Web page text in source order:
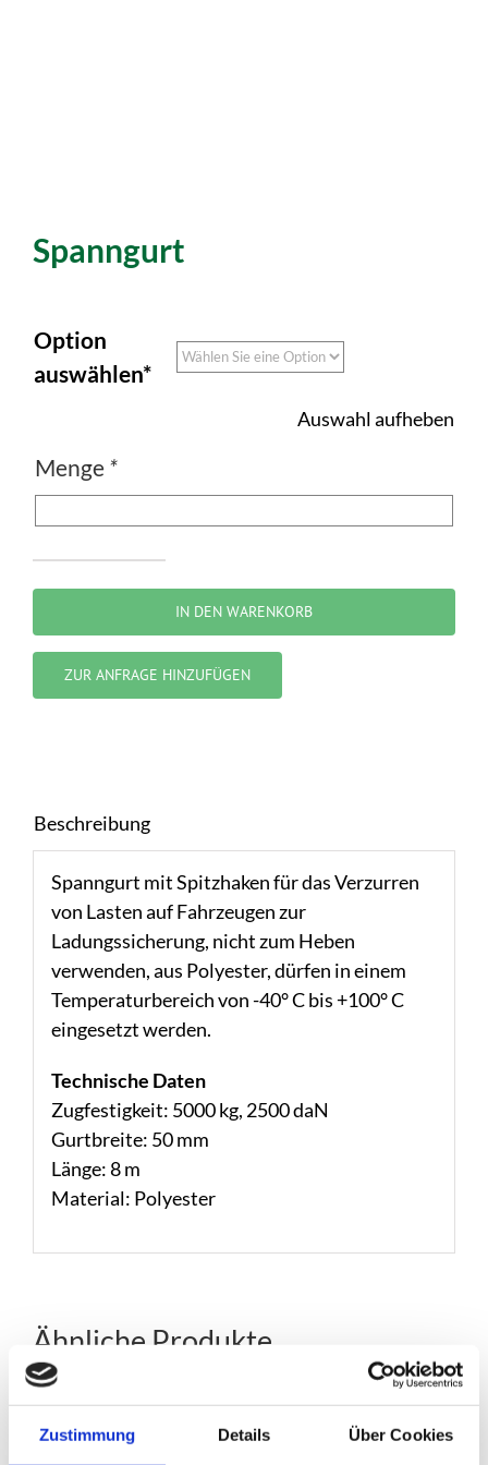
Zustimmung Details Über Cookies
Spanngurt
Option
auswählen*
Auswahl aufheben
Menge *
IN DEN WARENKORB
ZUR ANFRAGE HINZUFÜGEN
Beschreibung
Spanngurt mit Spitzhaken für das Verzurren
von Lasten auf Fahrzeugen zur
Ladungssicherung, nicht zum Heben
verwenden, aus Polyester, dürfen in einem
Temperaturbereich von -40° C bis +100° C
eingesetzt werden.
Technische Daten
Zugfestigkeit: 5000 kg, 2500 daN
Gurtbreite: 50 mm
Länge: 8 m
Material: Polyester
Ähnliche Produkte